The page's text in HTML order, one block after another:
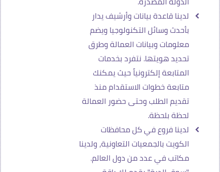
لدينا قاعدة بيانات وأرشيف يدار
بأحدث وسائل التكنولوجيا ويضم
معلومات وبيانات العمالة وطرق
تحديد هويتها. نتفرد بخدمات
المتابعة إلكترونياً حيث يمكنك
متابعة خطوات الاستقدام منذ
تقديم الطلب وحتى حضور العمالة
لحظة بلحظة.
لدينا فروع في كل محافظات
الكويت بالجمعيات التعاونية، ولدينا
مكاتب في عدد من دول العالم.